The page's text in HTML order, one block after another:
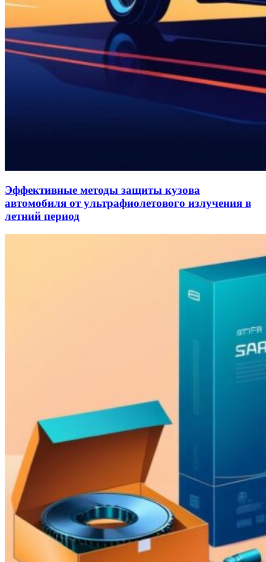
Эффективные методы защиты кузова
автомобиля от ультрафиолетового излучения в
летний период